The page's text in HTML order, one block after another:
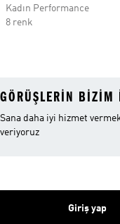
Kadın Performance
8 renk
GÖRÜŞLERIN BIZIM
Sana daha iyi hizmet
veriyoruz
Giriş yap